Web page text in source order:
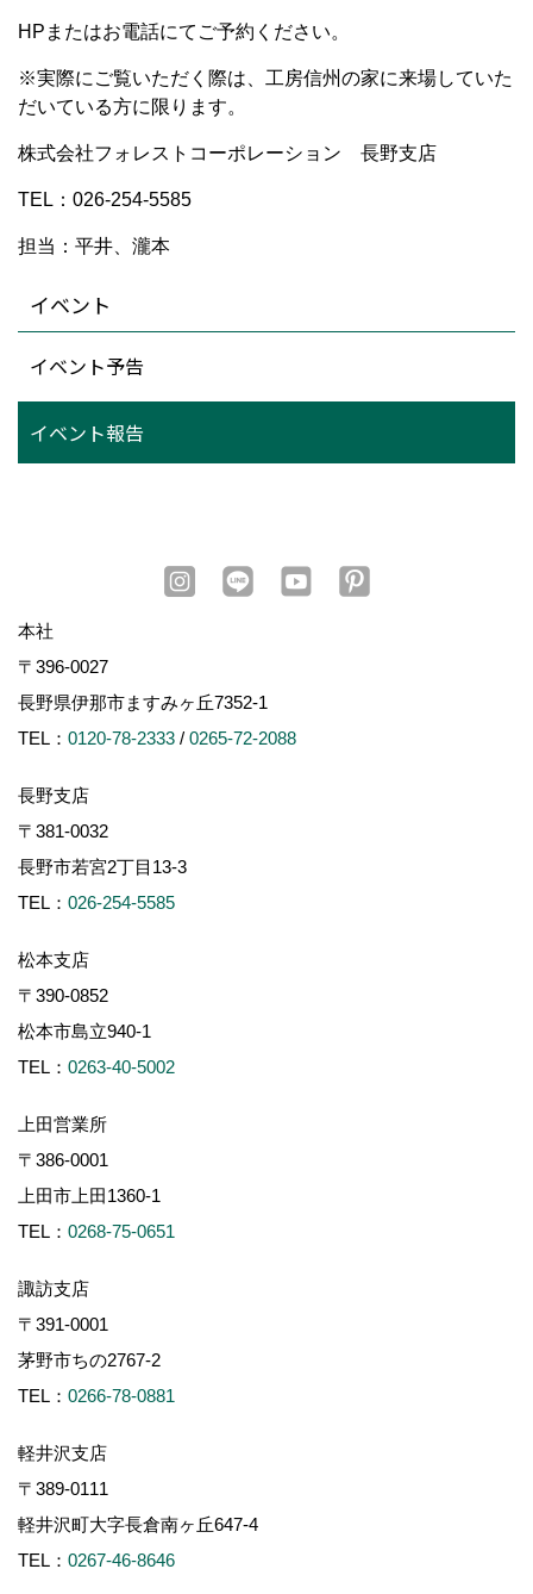
HPまたはお電話にてご予約ください。
※実際にご覧いただく際は、工房信州の家に来場していた
だいている方に限ります。
株式会社フォレストコーポレーション 長野支店
TEL：026-254-5585
担当：平井、瀧本
イベント
イベント予告
イベント報告
本社
〒396-0027
長野県伊那市ますみヶ丘7352-1
TEL： 0120-78-2333 / 0265-72-2088
長野支店
〒381-0032
長野市若宮2丁目13-3
TEL： 026-254-5585
松本支店
〒390-0852
松本市島立940-1
TEL： 0263-40-5002
上田営業所
〒386-0001
上田市上田1360-1
TEL： 0268-75-0651
諏訪支店
〒391-0001
茅野市ちの2767-2
TEL： 0266-78-0881
軽井沢支店
〒389-0111
軽井沢町大字長倉南ヶ丘647-4
TEL： 0267-46-8646